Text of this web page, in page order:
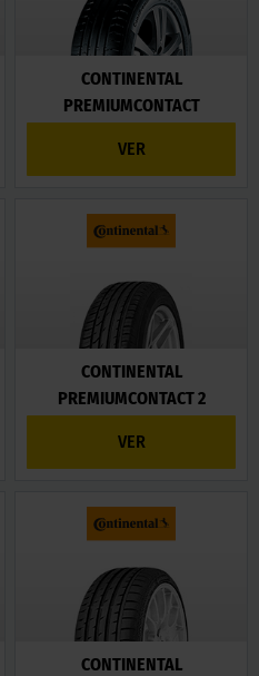
CONTINENTAL
PREMIUMCONTACT
VER
CONTINENTAL
PREMIUMCONTACT 2
VER
CONTINENTAL